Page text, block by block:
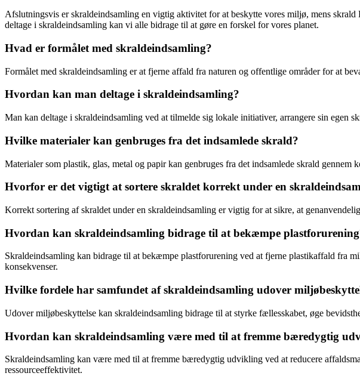
Afslutningsvis er skraldeindsamling en vigtig aktivitet for at beskytte vores miljø, mens
deltage i skraldeindsamling kan vi alle bidrage til at gøre en forskel for vores planet.
Hvad er formålet med skraldeindsamling?
Formålet med skraldeindsamling er at fjerne affald fra naturen og offentlige områder for at
Hvordan kan man deltage i skraldeindsamling?
Man kan deltage i skraldeindsamling ved at tilmelde sig lokale initiativer, arrangere sin egen
Hvilke materialer kan genbruges fra det indsamlede skrald?
Materialer som plastik, glas, metal og papir kan genbruges fra det indsamlede skrald gennem
Hvorfor er det vigtigt at sortere skraldet korrekt under en
Korrekt sortering af skraldet under en skraldeindsamling er vigtig for at sikre, at
Hvordan kan skraldeindsamling bidrage til at bekæmpe
Skraldeindsamling kan bidrage til at bekæmpe plastforurening ved at fjerne plastikaffald fra
konsekvenser.
Hvilke fordele har samfundet af skraldeindsamling udover
Udover miljøbeskyttelse kan skraldeindsamling bidrage til at styrke fællesskabet, øge
Hvordan kan skraldeindsamling være med til at fremme bæredygtig
Skraldeindsamling kan være med til at fremme bæredygtig udvikling ved at reducere
ressourceeffektivitet.